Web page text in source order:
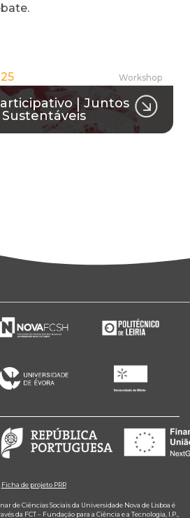
Workshop
| Juntos
Ficha de projeto PRR
de Ciências Sociais da Universidade Nova de Lisboa é
da FCT – Fundação para a Ciência e a Tecnologia, I.P.,